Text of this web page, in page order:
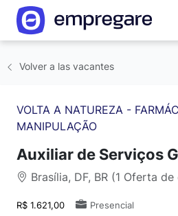
Volver a las vacantes
VOLTA A NATUREZA -
MANIPULAÇÃO
Auxiliar de Serviços
Brasília, DF, BR (1 Oferta de
R$ 1.621,00 Presencial